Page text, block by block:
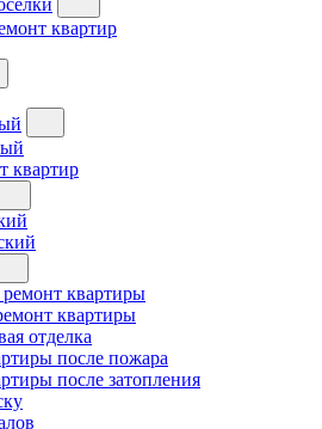
квартир
квартир
квартиры
квартиры
отделка
после пожара
после затопления